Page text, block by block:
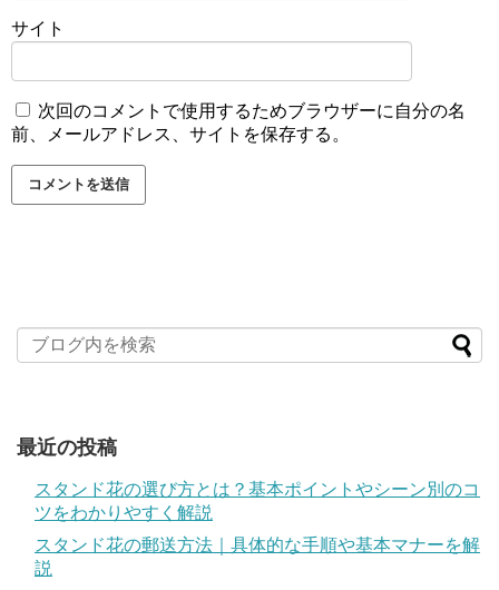
サイト
次回のコメントで使用するためブラウザーに自分の名
前、メールアドレス、サイトを保存する。
最近の投稿
スタンド花の選び方とは？基本ポイントやシーン別のコ
ツをわかりやすく解説
スタンド花の郵送方法｜具体的な手順や基本マナーを解
説